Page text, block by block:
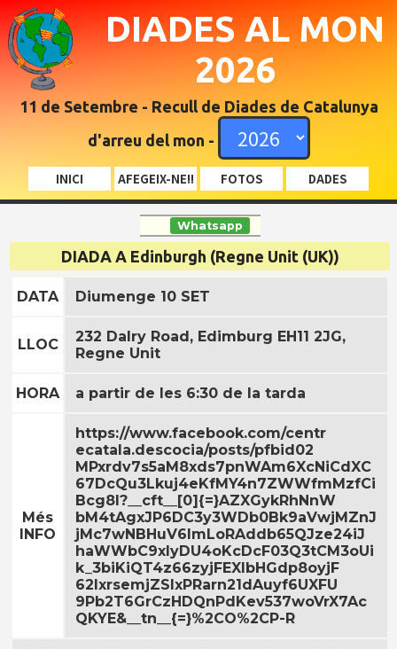
DIADES AL MON
2026
11 de Setembre - Recull de Diades de Catalunya
d'arreu del mon -
INICI AFEGEIX-NE!! FOTOS DADES
Whatsapp
DIADA A Edinburgh (Regne Unit (UK))
DATA Diumenge 10 SET
LLOC
232 Dalry Road, Edimburg EH11 2JG,
Regne Unit
HORA a partir de les 6:30 de la tarda
Més
INFO
https://www.facebook.com/centr
ecatala.descocia/posts/pfbid02
MPxrdv7s5aM8xds7pnWAm6XcNiCdXC
67DcQu3Lkuj4eKfMY4n7ZWWfmMzfCi
Bcg8l?__cft__[0]{=}AZXGykRhNnW
bM4tAgxJP6DC3y3WDb0Bk9aVwjMZnJ
jMc7wNBHuV6lmLoRAddb65QJze24iJ
haWWbC9xlyDU4oKcDcF03Q3tCM3oUi
k_3biKiQT4z66zyjFEXIbHGdp8oyjF
62lxrsemjZSlxPRarn21dAuyf6UXFU
9Pb2T6GrCzHDQnPdKev537woVrX7Ac
QKYE&__tn__{=}%2CO%2CP-R